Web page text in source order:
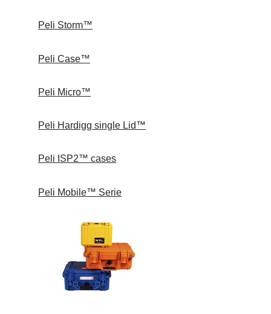
Peli Storm™
Peli Case™
Peli Micro™
Peli Hardigg single Lid™
Peli ISP2™ cases
Peli Mobile™ Serie